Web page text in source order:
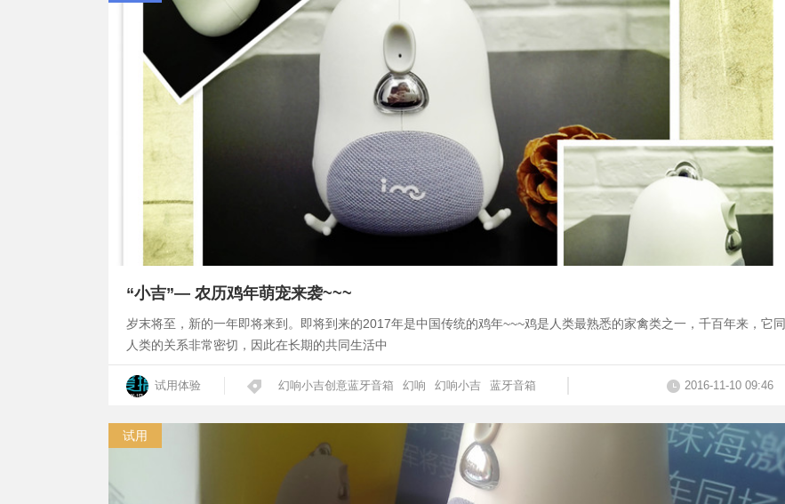
“小吉”— 农历鸡年萌宠来袭~~~
‍‍‍岁末将至，新的一年即将来到。即将到来的2017年是中国传统的鸡年~~~鸡是人类最熟悉的家禽类之一，千百年来，它同
人类的关系非常密切，因此在长期的共同生活中
试用体验 幻响小吉创意蓝牙音箱 幻响 幻响小吉 蓝牙音箱 2016-11-10 09:46
试用